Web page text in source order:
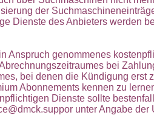
der
Dienste des Anbieters werden
Anspruch genommenes
bei
bei denen die Kündigung erst
Abonnements kennen zu
Dienste sollte
unter Angabe